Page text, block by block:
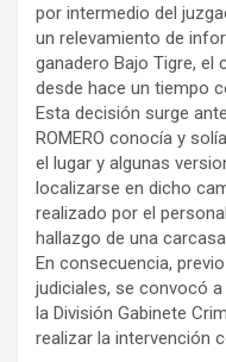
por intermedio del
un relevamiento de
ganadero Bajo Tigre, el
desde hace un tiempo
Esta decisión surge
ROMERO conocía y
el lugar y algunas
localizarse en dicho
realizado por el
hallazgo de una
En consecuencia,
judiciales, se convocó
la División Gabinete
realizar la intervención